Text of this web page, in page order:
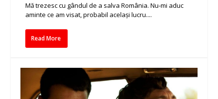
Mă trezesc cu gândul de a salva România. Nu-mi aduc
aminte ce am visat, probabil același lucru....
Read More